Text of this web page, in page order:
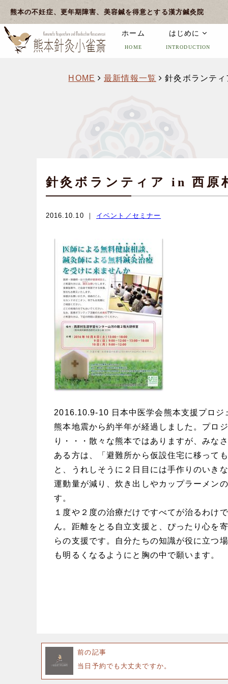
熊本の不妊症、更年期障害、美容鍼を得意とする漢方鍼灸院
ホーム
HOME
はじめに
INTRODUCTION
HOME 最新情報一覧 針灸ボランテ
針灸ボランティア in 西原
2016.10.10 ｜ イベント／セミナー
2016.10.9-10 日本中医学会熊本支援プロジ
熊本地震から約半年が経過しました。プロ
り・・・散々な熊本ではありますが、みな
ある方は、「避難所から仮設住宅に移って
と、うれしそうに２日目には手作りのいき
運動量が減り、炊き出しやカップラーメン
す。
１度や２度の治療だけですべてが治るわけ
ん。距離をとる自立支援と、ぴったり心を
らの支援です。自分たちの知識が役に立つ
も明るくなるようにと胸の中で願います。
前の記事
当日予約でも大丈夫ですか。